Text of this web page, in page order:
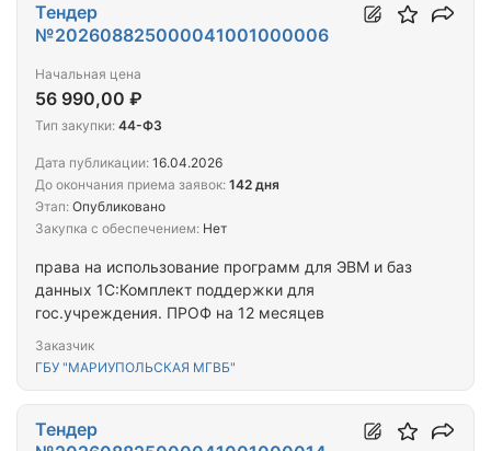
права на использование программ для ЭВМ и баз
данных 1С:Комплект поддержки для
гос.учреждения. ПРОФ на 12 месяцев
Заказчик
ГБУ "МАРИУПОЛЬСКАЯ МГВБ"
Тендер
№202608825000041001000006
Начальная цена
56 990,00 ₽
Тип закупки: 44-ФЗ
Дата публикации: 16.04.2026
До окончания приема заявок: 142 дня
Этап: Опубликовано
Закупка с обеспечением: Нет
Тендер